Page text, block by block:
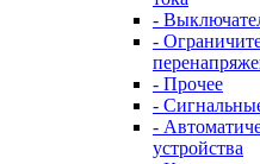
-
-
- Прочее
-
-
устройства